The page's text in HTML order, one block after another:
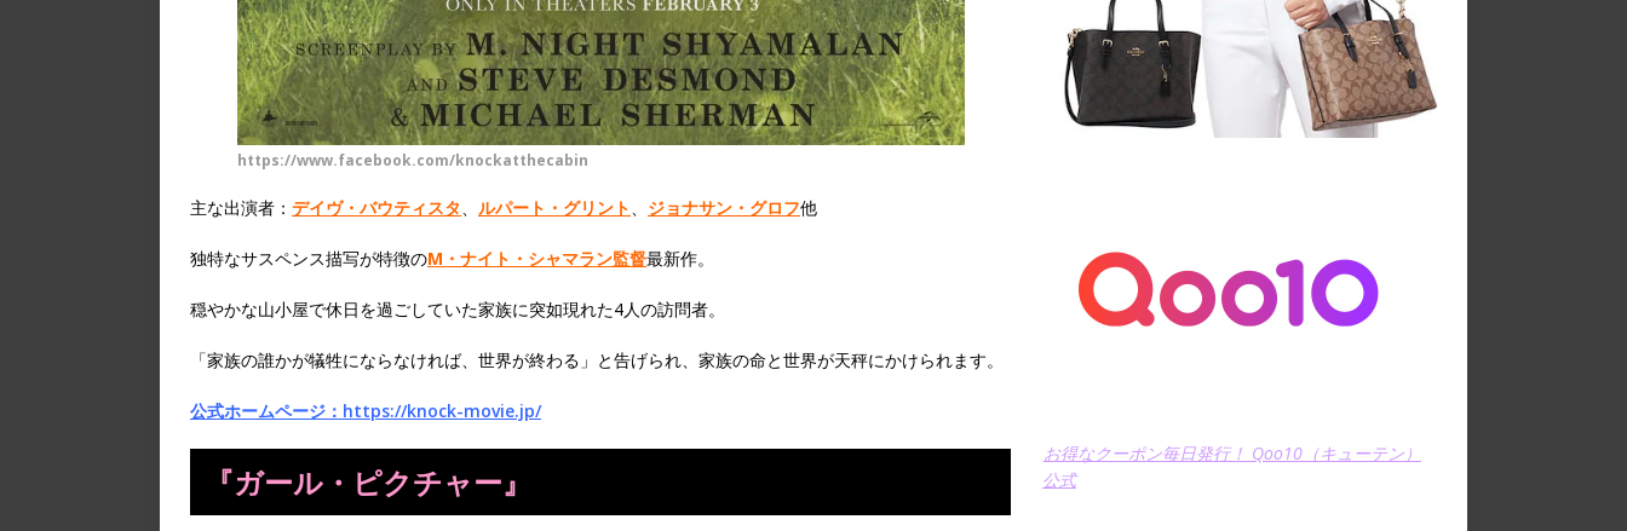
https://www.facebook.com/knockatthecabin
主な出演者： デイヴ・バウティスタ、 ルパート・グリント、 ジョナサン・グロフ他
独特なサスペンス描写が特徴のM・ナイト・シャマラン監督最新作。
穏やかな山小屋で休日を過ごしていた家族に突如現れた4人の訪問者。
「家族の誰かが犠牲にならなければ、世界が終わる」と告げられ、家族の命と世界が天秤にかけられます。
公式ホームページ：https://knock-movie.jp/
『ガール・ピクチャー』
お得なクーポン毎日発行！ Qoo10（キューテン）
公式